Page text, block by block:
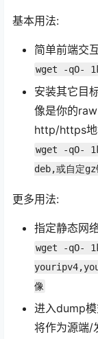
基本用法:
简单前端交
wget -qO-
安装其它目
像是你的
http/https
wget -qO-
deb,或自定gz
更多用法:
指定静态网
wget -qO-
像
进入dump
将作为源端/